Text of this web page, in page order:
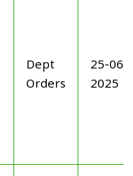
Dept
Orders
25-06-
2025